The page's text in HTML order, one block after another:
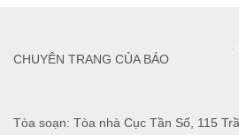
Tòa soạn: Tòa nhà Cục Tần Số, 115
CHUYÊN TRANG CỦA BÁO